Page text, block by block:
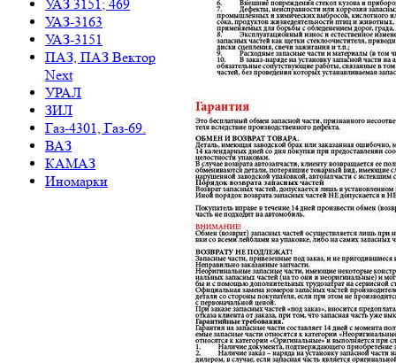
УАЗ 3151; 469
УАЗ-3163
УАЗ-3151
ПАЗ, ПАЗ Вектор
Next
УРАЛ
ЗИЛ
Газ-4301, Газ-69.
ВАЗ
КАМАЗ
Иномарки